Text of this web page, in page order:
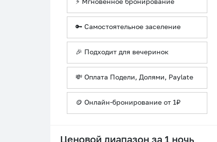
🔑 Самостоятельное заселение
🎉 Подходит для вечеринок
💸 Оплата Подели, Долями, Paylate
🪙 Онлайн-бронирование от 1₽
Ценовой диапазон за 1 ночь